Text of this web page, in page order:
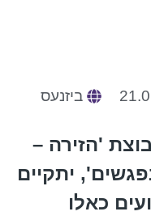
ביזנעס
'הזירה –
יתקיים
כאלו